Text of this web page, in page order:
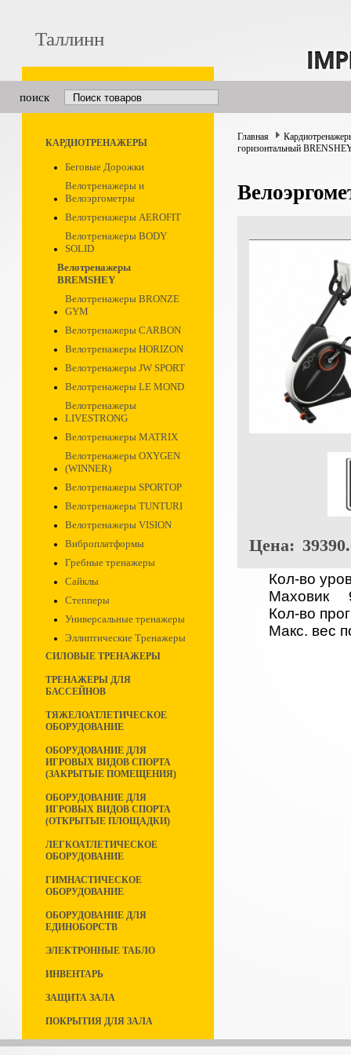
Таллинн
поиск
КАРДИОТРЕНАЖЕРЫ
Беговые Дорожки
Велотренажеры и
Велоэргометры
Велотренажеры AEROFIT
Велотренажеры BODY
SOLID
Велотренажеры
BREMSHEY
Велотренажеры BRONZE
GYM
Велотренажеры CARBON
Велотренажеры HORIZON
Велотренажеры JW SPORT
Велотренажеры LE MOND
Велотренажеры
LIVESTRONG
Велотренажеры MATRIX
Велотренажеры OXYGEN
(WINNER)
Велотренажеры SPORTOP
Велотренажеры TUNTURI
Велотренажеры VISION
Виброплатформы
Гребные тренажеры
Сайклы
Степперы
Универсальные тренажеры
Эллиптические Тренажеры
СИЛОВЫЕ ТРЕНАЖЕРЫ
ТРЕНАЖЕРЫ ДЛЯ
БАССЕЙНОВ
ТЯЖЕЛОАТЛЕТИЧЕСКОЕ
ОБОРУДОВАНИЕ
ОБОРУДОВАНИЕ ДЛЯ
ИГРОВЫХ ВИДОВ СПОРТА
(ЗАКРЫТЫЕ ПОМЕЩЕНИЯ)
ОБОРУДОВАНИЕ ДЛЯ
ИГРОВЫХ ВИДОВ СПОРТА
(ОТКРЫТЫЕ ПЛОЩАДКИ)
ЛЕГКОАТЛЕТИЧЕСКОЕ
ОБОРУДОВАНИЕ
ГИМНАСТИЧЕСКОЕ
ОБОРУДОВАНИЕ
ОБОРУДОВАНИЕ ДЛЯ
ЕДИНОБОРСТВ
ЭЛЕКТРОННЫЕ ТАБЛО
ИНВЕНТАРЬ
ЗАЩИТА ЗАЛА
ПОКРЫТИЯ ДЛЯ ЗАЛА
Главная
горизонтальный
Цена:
Кол-во
Маховик
Кол-во
Макс. вес